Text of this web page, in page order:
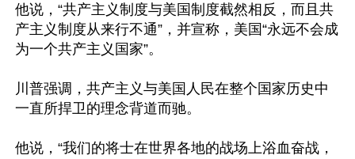
他说，“共产主义制度与美国制度截然相反，而且共
产主义制度从来行不通”，并宣称，美国“永远不会成
为一个共产主义国家”。
川普强调，共产主义与美国人民在整个国家历史中
一直所捍卫的理念背道而驰。
他说，“我们的将士在世界各地的战场上浴血奋战，